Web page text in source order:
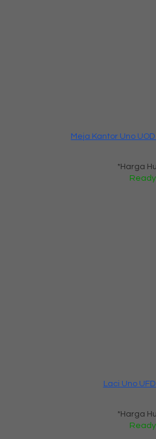
Meja Kantor Uno
*Harga
Laci Uno
*Harga